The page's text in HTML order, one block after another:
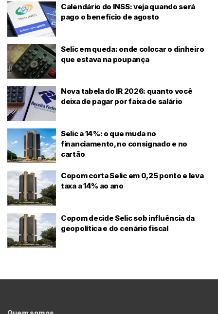
Calendário do INSS: veja quando será
pago o benefício de agosto
Selic em queda: onde colocar o dinheiro
que estava na poupança
Nova tabela do IR 2026: quanto você
deixa de pagar por faixa de salário
Selic a 14%: o que muda no
financiamento, no consignado e no
cartão
Copom corta Selic em 0,25 ponto e leva
taxa a 14% ao ano
Copom decide Selic sob influência da
geopolítica e do cenário fiscal